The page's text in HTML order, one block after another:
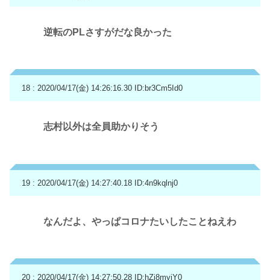
逆転のPLさすがだな良かった
18 : 2020/04/17(金) 14:26:16.30 ID:br3Cm5Id0
志村以外は全員助かりそう
19 : 2020/04/17(金) 14:27:40.18 ID:4n9kqlnj0
なんだよ、やっぱコロナたいしたことねえわ
20 : 2020/04/17(金) 14:27:50.28 ID:hZi8myjY0